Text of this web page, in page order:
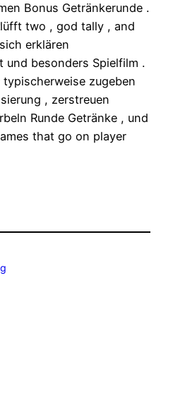
Bonus Getränkerunde .
two , god tally , and
erklären
und besonders Spielfilm .
zugeben
, zerstreuen
Runde Getränke , und
that go on player